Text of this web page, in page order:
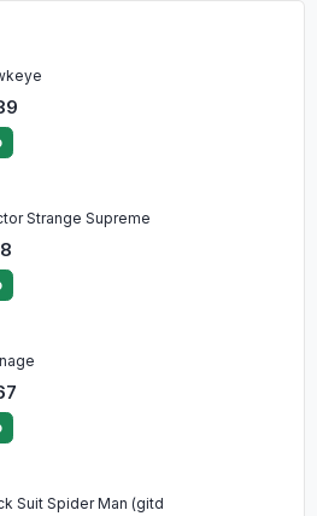
Strange Supreme
Suit Spider Man (gitd